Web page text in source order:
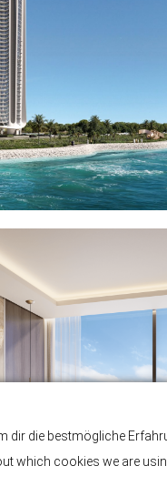
dir die bestmögliche
which cookies we are